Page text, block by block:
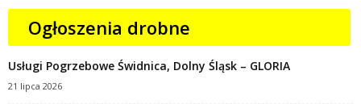
Ogłoszenia drobne
Usługi Pogrzebowe Świdnica, Dolny Śląsk – GLORIA
21 lipca 2026